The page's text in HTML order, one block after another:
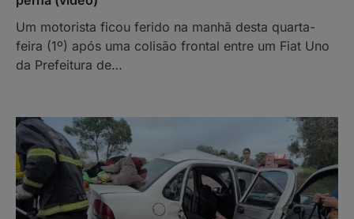
Um motorista ficou ferido na manhã desta quarta-
feira (1º) após uma colisão frontal entre um Fiat Uno
da Prefeitura de…